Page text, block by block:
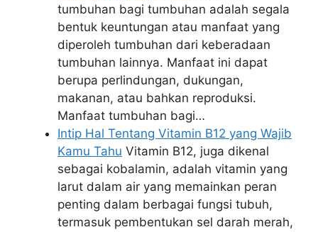
tumbuhan bagi tumbuhan adalah segala
bentuk keuntungan atau manfaat yang
diperoleh tumbuhan dari keberadaan
tumbuhan lainnya. Manfaat ini dapat
berupa perlindungan, dukungan,
makanan, atau bahkan reproduksi.
Manfaat tumbuhan bagi…
Intip Hal Tentang Vitamin B12 yang Wajib
Kamu Tahu Vitamin B12, juga dikenal
sebagai kobalamin, adalah vitamin yang
larut dalam air yang memainkan peran
penting dalam berbagai fungsi tubuh,
termasuk pembentukan sel darah merah,